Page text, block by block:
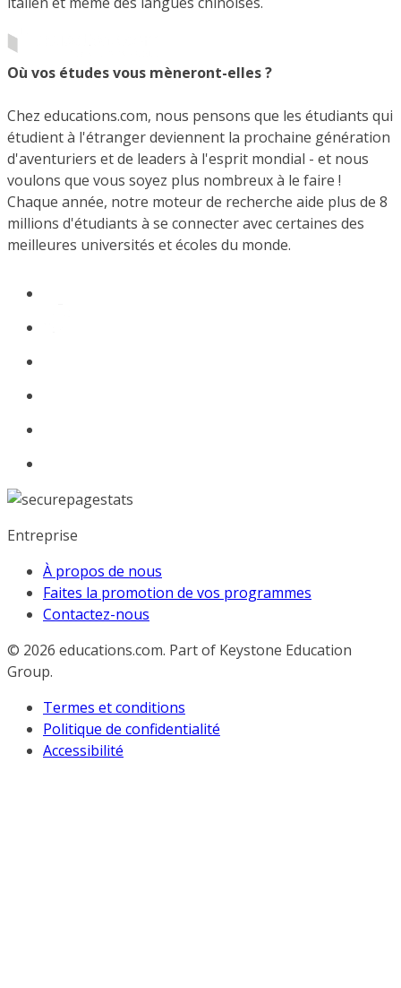
Où vos études vous mèneront-elles ?
Chez educations.com, nous pensons que les étudiants qui
étudient à l'étranger deviennent la prochaine génération
d'aventuriers et de leaders à l'esprit mondial - et nous
voulons que vous soyez plus nombreux à le faire !
Chaque année, notre moteur de recherche aide plus de 8
millions d'étudiants à se connecter avec certaines des
meilleures universités et écoles du monde.
Entreprise
À propos de nous
Faites la promotion de vos programmes
Contactez-nous
© 2026 educations.com. Part of Keystone Education
Group.
Termes et conditions
Politique de confidentialité
Accessibilité